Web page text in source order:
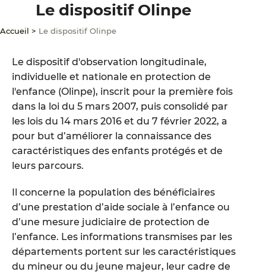
Le dispositif Olinpe
Accueil > Le dispositif Olinpe
Le dispositif d'observation longitudinale,
individuelle et nationale en protection de
l'enfance (Olinpe), inscrit pour la première fois
dans la loi du 5 mars 2007, puis consolidé par
les lois du 14 mars 2016 et du 7 février 2022, a
pour but d’améliorer la connaissance des
caractéristiques des enfants protégés et de
leurs parcours.
Il concerne la population des bénéficiaires
d’une prestation d’aide sociale à l’enfance ou
d’une mesure judiciaire de protection de
l’enfance. Les informations transmises par les
départements portent sur les caractéristiques
du mineur ou du jeune majeur, leur cadre de